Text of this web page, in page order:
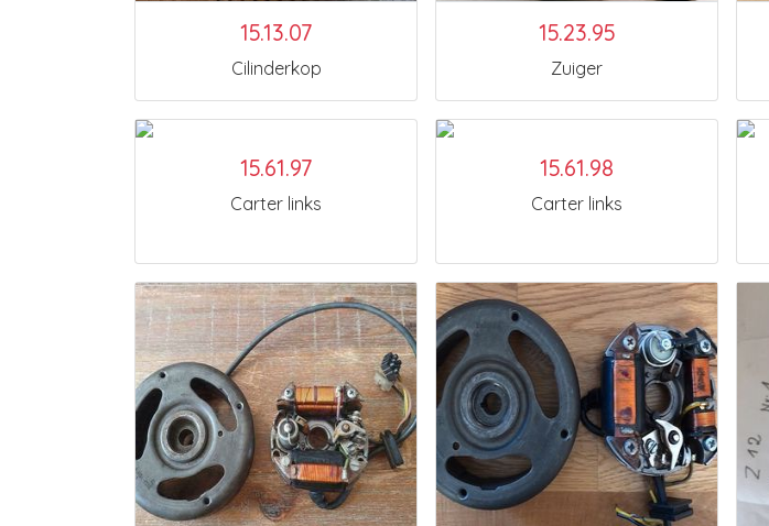
15.13.07
Cilinderkop
15.23.95
Zuiger
15.61.97
Carter links
15.61.98
Carter links